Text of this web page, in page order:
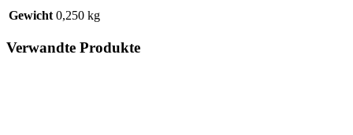
Gewicht 0,250 kg
Verwandte Produkte